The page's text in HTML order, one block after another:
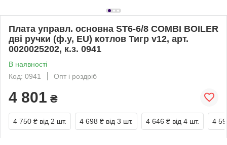
Плата управл. основна ST6-6/8 COMBI BOILER
дві ручки (ф.у, EU) котлов Тигр v12, арт.
0020025202, к.з. 0941
В наявності
Код: 0941
Опт і роздріб
4 801 ₴
4 750 ₴ від 2 шт. 4 698 ₴ від 3 шт. 4 646 ₴ від 4 шт. 4